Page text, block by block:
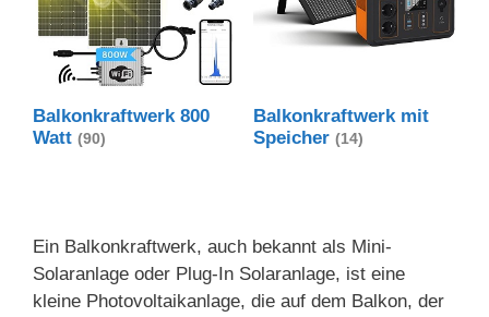
Balkonkraftwerk 800
Watt (90)
Balkonkraftwerk mit
Speicher (14)
Ein Balkonkraftwerk, auch bekannt als Mini-
Solaranlage oder Plug-In Solaranlage, ist eine
kleine Photovoltaikanlage, die auf dem Balkon, der